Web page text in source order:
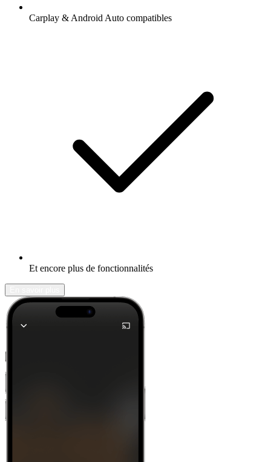
Carplay & Android Auto compatibles
Et encore plus de fonctionnalités